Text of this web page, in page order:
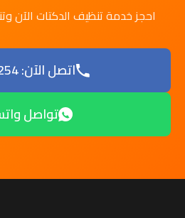
احجز خدمة تنظيف الدكتات الآن
اتصل الآن: 55334254
تواصل